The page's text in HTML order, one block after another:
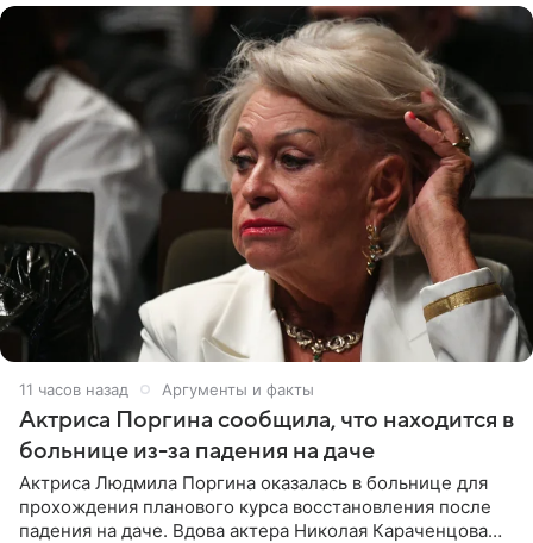
11 часов назад Аргументы и факты
Актриса Поргина сообщила, что находится в
больнице из-за падения на даче
Актриса Людмила Поргина оказалась в больнице для
прохождения планового курса восстановления после
падения на даче. Вдова актера Николая Караченцова